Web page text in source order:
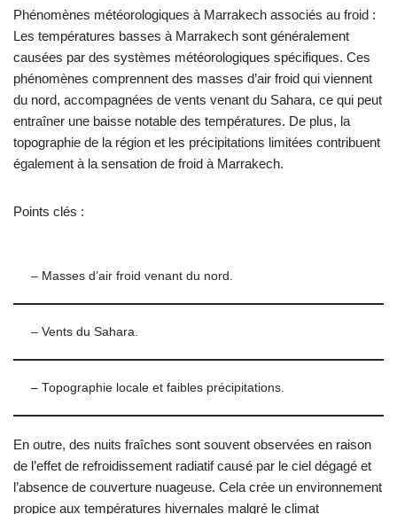
Phénomènes météorologiques à Marrakech associés au froid :
Les températures basses à Marrakech sont généralement
causées par des systèmes météorologiques spécifiques. Ces
phénomènes comprennent des masses d’air froid qui viennent
du nord, accompagnées de vents venant du Sahara, ce qui peut
entraîner une baisse notable des températures. De plus, la
topographie de la région et les précipitations limitées contribuent
également à la sensation de froid à Marrakech.
Points clés :
– Masses d’air froid venant du nord.
– Vents du Sahara.
– Topographie locale et faibles précipitations.
En outre, des nuits fraîches sont souvent observées en raison
de l’effet de refroidissement radiatif causé par le ciel dégagé et
l’absence de couverture nuageuse. Cela crée un environnement
propice aux températures hivernales malgré le climat